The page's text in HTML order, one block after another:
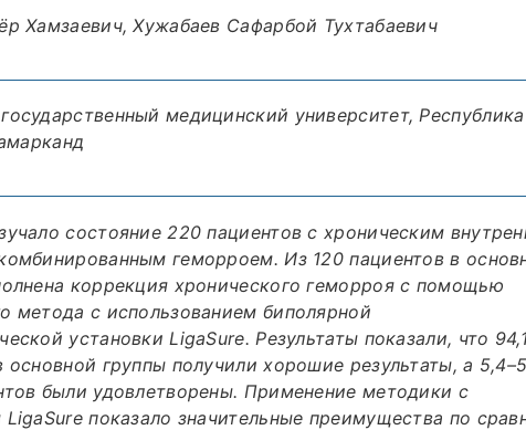
Хамзаевич, Хужабаев Сафарбой Тухтабаевич
медицинский университет, Республика
состояние 220 пациентов с хроническим
геморроем. Из 120 пациентов в
коррекция хронического геморроя с помощью
метода с использованием биполярной
установки LigaSure. Результаты показали, что
основной группы получили хорошие результаты, а
были удовлетворены. Применение методики с
показало значительные преимущества по